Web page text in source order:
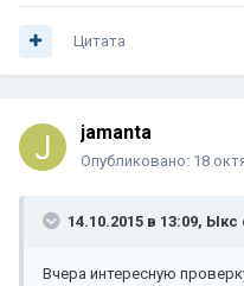
Цитата
jamanta
Опубликовано: 18
14.10.2015 в 13:09, Ыкс
Вчера интересную